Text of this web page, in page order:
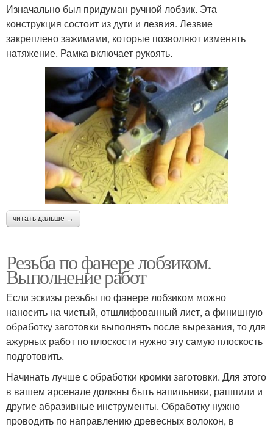
Изначально был придуман ручной лобзик. Эта
конструкция состоит из дуги и лезвия. Лезвие
закреплено зажимами, которые позволяют изменять
натяжение. Рамка включает рукоять.
читать дальше →
Резьба по фанере лобзиком.
Выполнение работ
Если эскизы резьбы по фанере лобзиком можно
наносить на чистый, отшлифованный лист, а финишную
обработку заготовки выполнять после вырезания, то для
ажурных работ по плоскости нужно эту самую плоскость
подготовить.
Начинать лучше с обработки кромки заготовки. Для этого
в вашем арсенале должны быть напильники, рашпили и
другие абразивные инструменты. Обработку нужно
проводить по направлению древесных волокон, в